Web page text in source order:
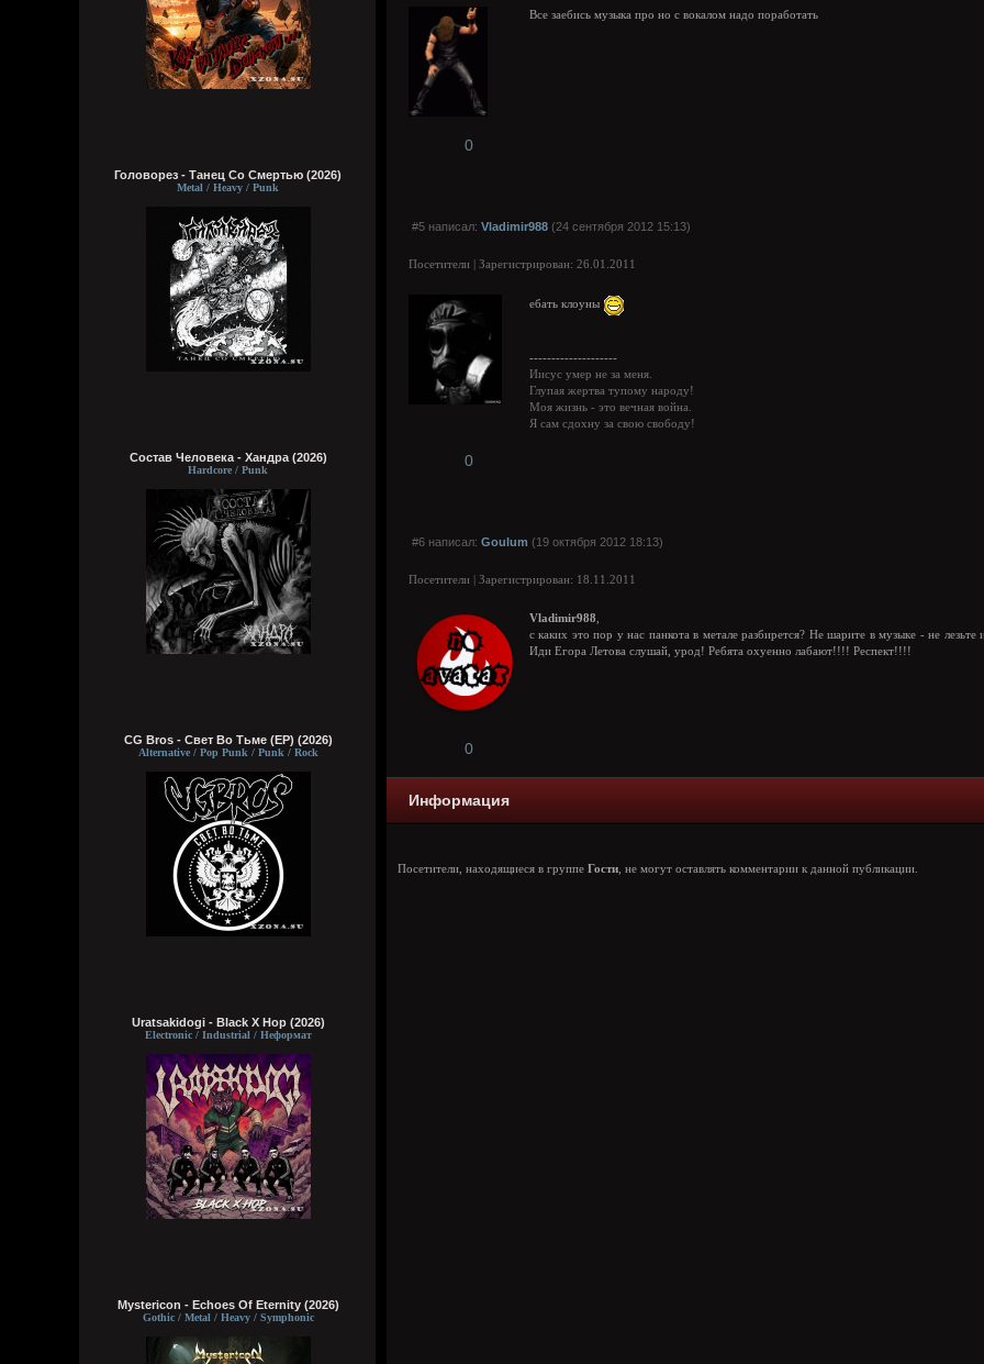
Головорез - Tанец Со Смертью (2026)
Metal / Heavy / Punk
Состав Человека - Хандра (2026)
Hardcore / Punk
CG Bros - Свет Во Тьме (EP) (2026)
Alternative / Pop Punk / Punk / Rock
Uratsakidogi - Black X Hop (2026)
Electronic / Industrial / Неформат
Mystericon - Echoes Of Eternity (2026)
Gothic / Metal / Heavy / Symphonic
Все заебись музыка про но с вокалом надо поработать
0
#5 написал: Vladimir988 (24 сентября 2012 15:13)
Посетители | Зарегистрирован: 26.01.2011
ебать клоуны
--------------------
Иисус умер не за меня.
Глупая жертва тупому народу!
Моя жизнь - это вечная война.
Я сам сдохну за свою свободу!
0
#6 написал: Goulum (19 октября 2012 18:13)
Посетители | Зарегистрирован: 18.11.2011
Vladimir988
с каких это пор у нас панкота в метале разбирется? Не шарите в музыке - не лезьте
Иди Егора Летова слушай, урод! Ребята охуенно лабают!!!! Респект!!!!
0
Информация
Посетители, находящиеся в группе Гости , не могут оставлять комментарии к данной публикации.